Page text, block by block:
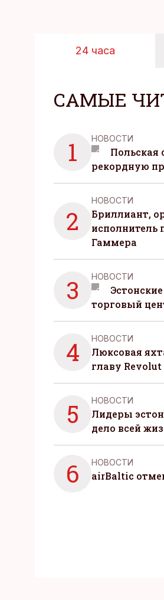
24 часа
САМЫЕ
1 НОВОСТИ
Польская
рекордную
2
НОВОСТИ
Бриллиант,
исполнитель
Гаммера
3 НОВОСТИ
торговый
4 НОВОСТИ
Люксовая
главу
5 НОВОСТИ
Лидеры
дело всей
6 НОВОСТИ
airBaltic